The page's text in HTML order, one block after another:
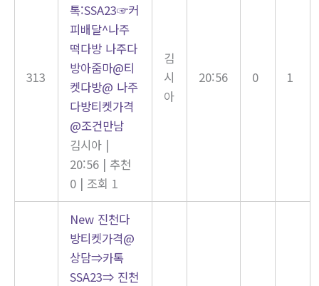
313
톡:SSA23☞커
피배달^나주
떡다방 나주다
방아줌마@티
켓다방@ 나주
다방티켓가격
@조건만남
김시아 |
20:56 | 추천
0 | 조회 1
김
시
아
20:56 0 1
New 진천다
방티켓가격@
상담⇒카톡
SSA23⇒ 진천